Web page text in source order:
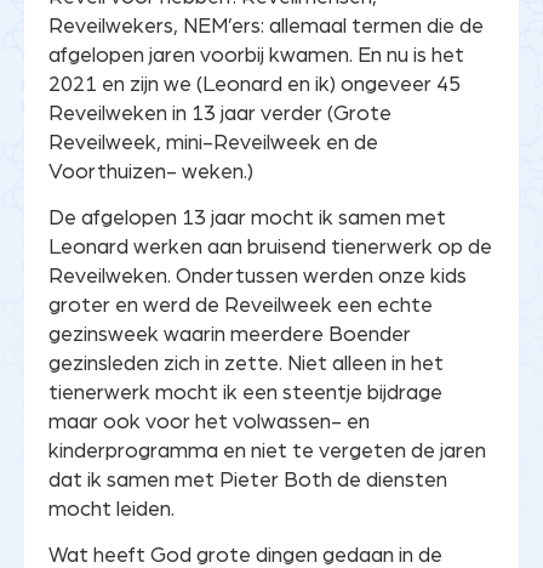
Reveilwekers, NEM’ers: allemaal termen die de
afgelopen jaren voorbij kwamen. En nu is het
2021 en zijn we (Leonard en ik) ongeveer 45
Reveilweken in 13 jaar verder (Grote
Reveilweek, mini-Reveilweek en de
Voorthuizen- weken.)
De afgelopen 13 jaar mocht ik samen met
Leonard werken aan bruisend tienerwerk op de
Reveilweken. Ondertussen werden onze kids
groter en werd de Reveilweek een echte
gezinsweek waarin meerdere Boender
gezinsleden zich in zette. Niet alleen in het
tienerwerk mocht ik een steentje bijdrage
maar ook voor het volwassen- en
kinderprogramma en niet te vergeten de jaren
dat ik samen met Pieter Both de diensten
mocht leiden.
Wat heeft God grote dingen gedaan in de